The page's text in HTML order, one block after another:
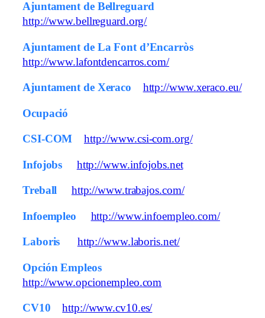
Ajuntament de Bellreguard
http://www.bellreguard.org/
Ajuntament de La Font d’Encarròs
http://www.lafontdencarros.com/
Ajuntament de Xeraco http://www.xeraco.eu/
Ocupació
CSI-COM http://www.csi-com.org/
Infojobs http://www.infojobs.net
Treball http://www.trabajos.com/
Infoempleo http://www.infoempleo.com/
Laboris http://www.laboris.net/
Opción Empleos
http://www.opcionempleo.com
CV10 http://www.cv10.es/